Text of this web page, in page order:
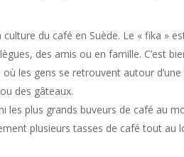
du café en Suède. Le « fika »
des amis ou en famille. C’est
les gens se retrouvent autour
des gâteaux.
les plus grands buveurs de café au
plusieurs tasses de café tout au